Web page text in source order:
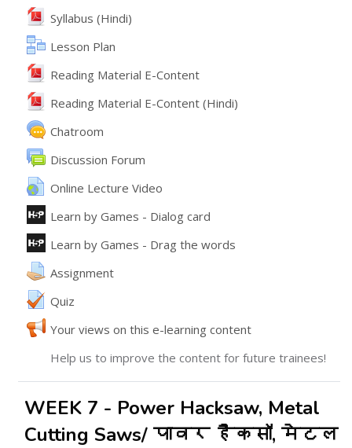
Syllabus (Hindi)
File
Lesson Plan
Reading Material E-Content
File
Reading Material E-Content (Hindi)
File
Chatroom
Discussion Forum
వేదిక
Online Lecture Video
URL
Learn by Games - Dialog cardఇంటరాక్టివ్ కంటెంట్
Learn by Games - Drag the wordsఇంటరాక్టివ్ కంటెంట్
Assignment
అసైన్మెంట్
Quiz
Your views on this e-learning content
Feedback
Help us to improve the content for future trainees!
WEEK 7 - Power Hacksaw, Metal
Cutting Saws/ पावर हैकसॉ, मेटल